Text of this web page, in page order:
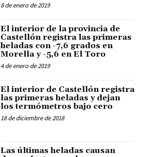
8 de enero de 2019
El interior de la provincia de
Castellón registra las primeras
heladas con -7,6 grados en
Morella y -5,6 en El Toro
4 de enero de 2019
El interior de Castellón registra
las primeras heladas y dejan
los termómetros bajo cero
18 de diciembre de 2018
Las últimas heladas causan